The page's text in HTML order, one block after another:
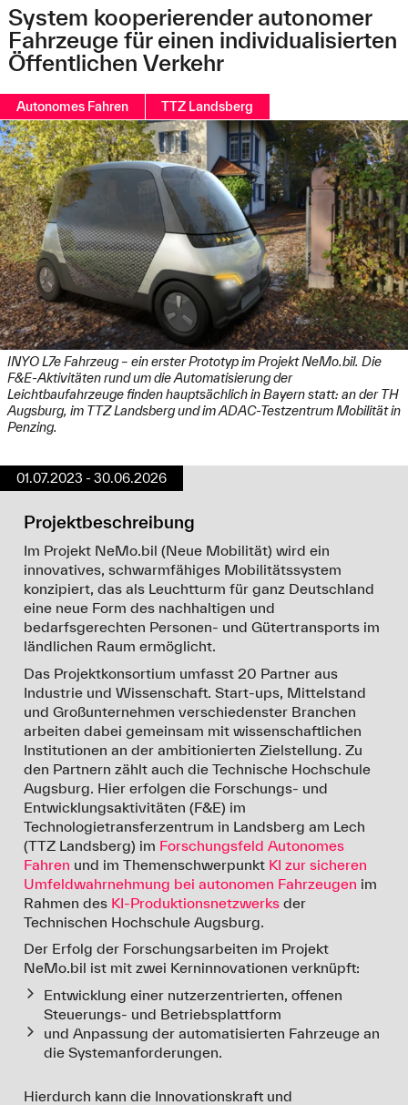
System kooperierender autonomer
Fahrzeuge für einen individualisierten
Öffentlichen Verkehr
Autonomes Fahren TTZ Landsberg
INYO L7e Fahrzeug – ein erster Prototyp im Projekt NeMo.bil. Die
F&E-Aktivitäten rund um die Automatisierung der
Leichtbaufahrzeuge finden hauptsächlich in Bayern statt: an der TH
Augsburg, im TTZ Landsberg und im ADAC-Testzentrum Mobilität in
Penzing.
01.07.2023 - 30.06.2026
Projektbeschreibung
Im Projekt NeMo.bil (Neue Mobilität) wird ein
innovatives, schwarmfähiges Mobilitätssystem
konzipiert, das als Leuchtturm für ganz Deutschland
eine neue Form des nachhaltigen und
bedarfsgerechten Personen- und Gütertransports im
ländlichen Raum ermöglicht.
Das Projektkonsortium umfasst 20 Partner aus
Industrie und Wissenschaft. Start-ups, Mittelstand
und Großunternehmen verschiedenster Branchen
arbeiten dabei gemeinsam mit wissenschaftlichen
Institutionen an der ambitionierten Zielstellung. Zu
den Partnern zählt auch die Technische Hochschule
Augsburg. Hier erfolgen die Forschungs- und
Entwicklungsaktivitäten (F&E) im
Technologietransferzentrum in Landsberg am Lech
(TTZ Landsberg) im Forschungsfeld Autonomes
Fahren und im Themenschwerpunkt KI zur sicheren
Umfeldwahrnehmung bei autonomen Fahrzeugen im
Rahmen des KI-Produktionsnetzwerks der
Technischen Hochschule Augsburg.
Der Erfolg der Forschungsarbeiten im Projekt
NeMo.bil ist mit zwei Kerninnovationen verknüpft:
Entwicklung einer nutzerzentrierten, offenen
Steuerungs- und Betriebsplattform
und Anpassung der automatisierten Fahrzeuge an
die Systemanforderungen.
Hierdurch kann die Innovationskraft und